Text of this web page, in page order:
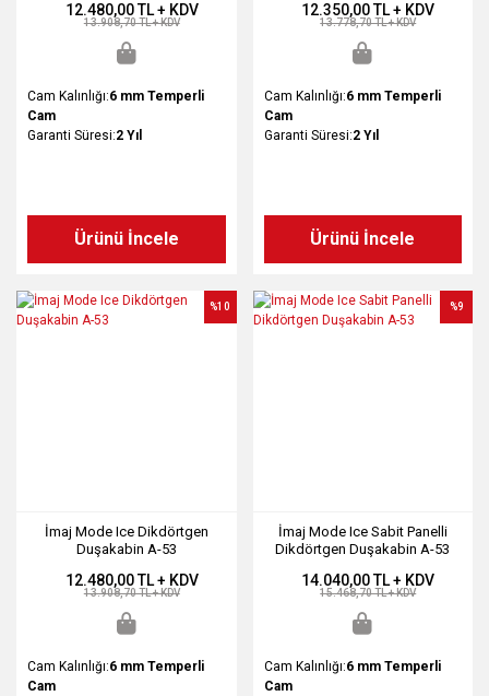
12.480,00 TL + KDV
13.908,70 TL + KDV
Cam Kalınlığı:6 mm Temperli
Cam
Garanti Süresi:2 Yıl
Ürünü İncele
12.350,00 TL + KDV
13.778,70 TL + KDV
Cam Kalınlığı:6 mm Temperli
Cam
Garanti Süresi:2 Yıl
Ürünü İncele
İmaj Mode Ice Dikdörtgen
Duşakabin A-53
%10
12.480,00 TL + KDV
13.908,70 TL + KDV
Cam Kalınlığı:6 mm Temperli
Cam
İmaj Mode Ice Sabit Panelli
Dikdörtgen Duşakabin A-53
%9
14.040,00 TL + KDV
15.468,70 TL + KDV
Cam Kalınlığı:6 mm Temperli
Cam